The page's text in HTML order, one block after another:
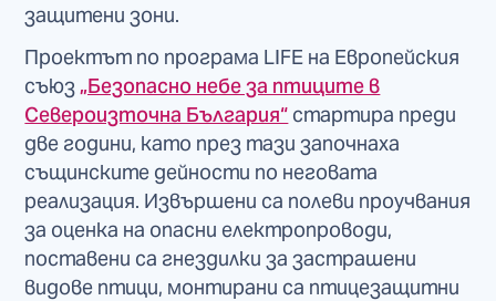
защитени зони.
Проектът по програма LIFE на Европейския
съюз„Безопасно небе за птиците в
Североизточна България“ стартира преди
две години, като през тази започнаха
същинските дейности по неговата
реализация. Извършени са полеви проучвания
за оценка на опасни електропроводи,
поставени са гнездилки за застрашени
видове птици, монтирани са птицезащитни